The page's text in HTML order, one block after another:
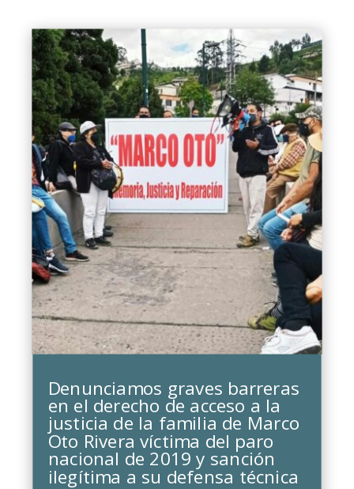
Denunciamos graves barreras
en el derecho de acceso a la
justicia de la familia de Marco
Oto Rivera víctima del paro
nacional de 2019 y sanción
ilegítima a su defensa técnica